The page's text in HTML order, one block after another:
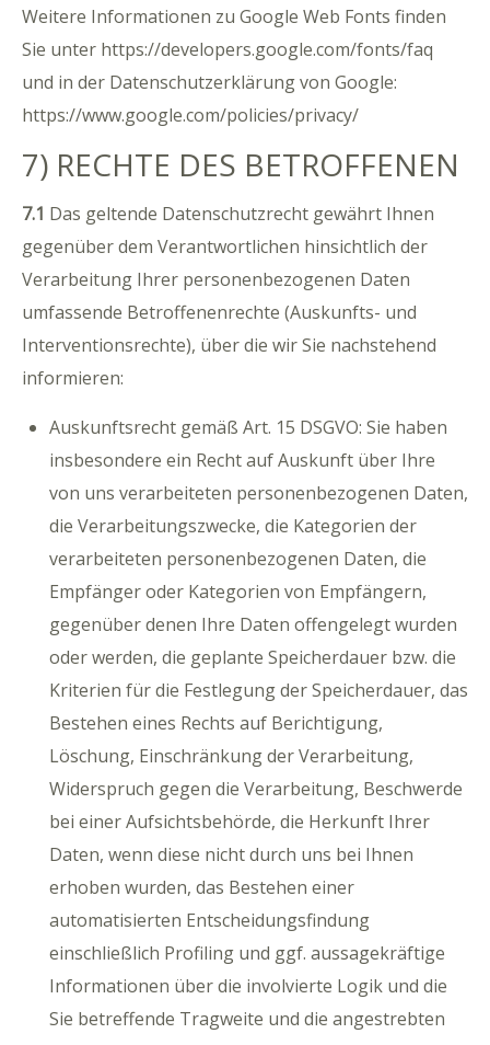
Weitere Informationen zu Google Web Fonts finden
Sie unter https://developers.google.com/fonts/faq
und in der Datenschutzerklärung von Google:
https://www.google.com/policies/privacy/
7) RECHTE DES BETROFFENEN
7.1 Das geltende Datenschutzrecht gewährt Ihnen
gegenüber dem Verantwortlichen hinsichtlich der
Verarbeitung Ihrer personenbezogenen Daten
umfassende Betroffenenrechte (Auskunfts- und
Interventionsrechte), über die wir Sie nachstehend
informieren:
Auskunftsrecht gemäß Art. 15 DSGVO: Sie haben
insbesondere ein Recht auf Auskunft über Ihre
von uns verarbeiteten personenbezogenen Daten,
die Verarbeitungszwecke, die Kategorien der
verarbeiteten personenbezogenen Daten, die
Empfänger oder Kategorien von Empfängern,
gegenüber denen Ihre Daten offengelegt wurden
oder werden, die geplante Speicherdauer bzw. die
Kriterien für die Festlegung der Speicherdauer, das
Bestehen eines Rechts auf Berichtigung,
Löschung, Einschränkung der Verarbeitung,
Widerspruch gegen die Verarbeitung, Beschwerde
bei einer Aufsichtsbehörde, die Herkunft Ihrer
Daten, wenn diese nicht durch uns bei Ihnen
erhoben wurden, das Bestehen einer
automatisierten Entscheidungsfindung
einschließlich Profiling und ggf. aussagekräftige
Informationen über die involvierte Logik und die
Sie betreffende Tragweite und die angestrebten